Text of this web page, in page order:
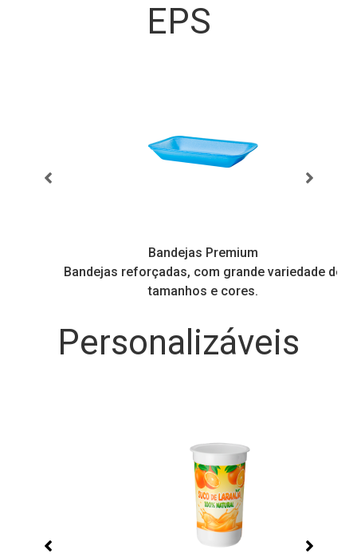
EPS
Bandejas Premium
Bandejas reforçadas, com grande variedade de
tamanhos e cores.
Personalizáveis